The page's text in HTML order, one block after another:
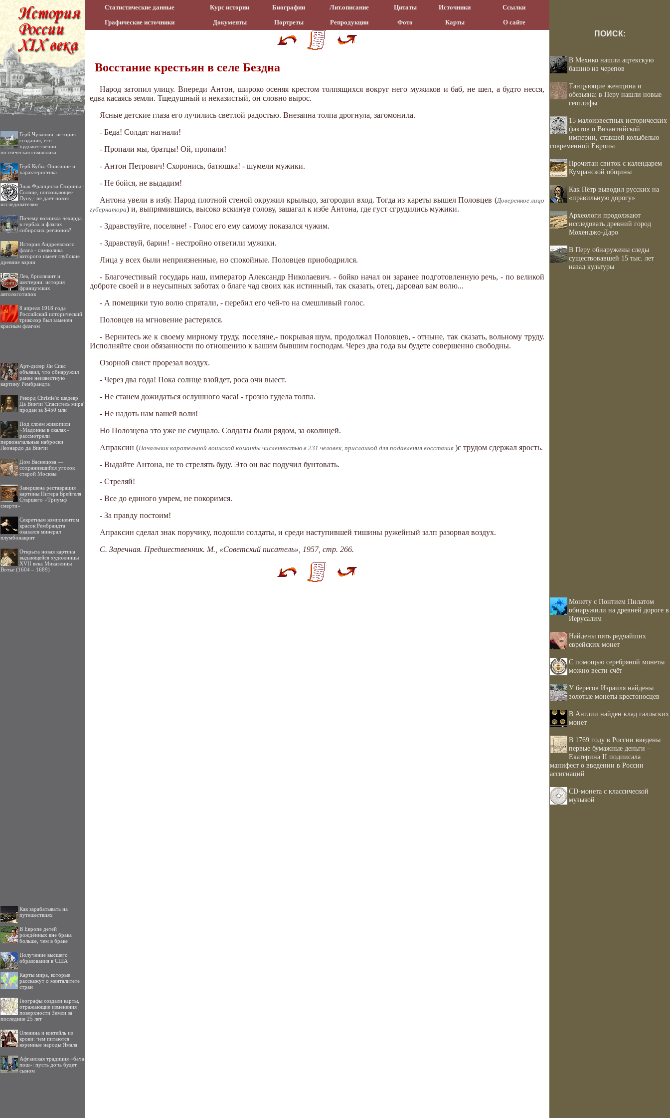
Статистические данные Курс истории Биографии Лит.описание Цитаты Источники
Ссылки
Графические источники
Документы Портреты Репродукции Фото Карты О сайте
Герб Чувашии: история
создания, его
художественно-
поэтическая символика
Герб Кубы. Описание и
характеристика
Знак Франциска Скорины -
Солнце, поглощающее
Луну,- не дает покоя
исследователям
Почему возникла чехарда
в гербах и флагах
сибирских регионов?
История Андреевского
флага - символика
которого имеет глубокие
древние корни
Лев, бриллиант и
шестерни: история
французских
автологотипов
8 апреля 1918 года
Российский исторический
триколор был заменен
красным флагом
Арт-дилер Ян Сикс
объявил, что обнаружил
ранее неизвестную
картину Рембрандта
Рекорд Christie's: шедевр
Да Винчи 'Спаситель мира'
продан за $450 млн
Под слоем живописи
«Мадонны в скалах»
рассмотрели
первоначальные наброски
Леонардо да Винчи
Дом Васнецова —
сохранившийся уголок
старой Москвы
Завершена реставрация
картины Питера Брейгеля
Старшего «Триумф
смерти»
Секретным компонентом
красок Рембрандта
оказался минерал
плумбонакрит
Открыта новая картина
выдающейся художницы
XVII века Микаэлины
Вотье (1604 – 1689)
Как зарабатывать на
путешествиях
В Европе детей
рождённых вне брака
больше, чем в браке
Получение высшего
образования в США
Карты мира, которые
расскажут о менталитете
стран
Географы создали карты,
отражающие изменения
поверхности Земли за
последние 25 лет
Оленина и коктейль из
крови: чем питаются
коренные народы Ямала
Афганская традиция «бача
пош»: пусть дочь будет
сыном
Восстание крестьян в селе Бездна
Народ затопил улицу. Впереди Антон, широко осеняя крестом толпящихся вокруг него мужиков и баб, не шел, а будто несся,
едва касаясь земли. Тщедушный и неказистый, он словно вырос.
Ясные детские глаза его лучились светлой радостью. Внезапна толпа дрогнула, загомонила.
- Беда! Солдат нагнали!
- Пропали мы, братцы! Ой, пропали!
- Антон Петрович! Схоронись, батюшка! - шумели мужики.
- Не бойся, не выдадим!
Антона увели в избу. Народ плотной стеной окружил крыльцо, загородил вход. Тогда из кареты вышел Половцев (Доверенное лицо
губернатора) и, выпрямившись, высоко вскинув голову, зашагал к избе Антона, где густ сгрудились мужики.
- Здравствуйте, поселяне! - Голос его ему самому показался чужим.
- Здравствуй, барин! - нестройно ответили мужики.
Лица у всех были неприязненные, но спокойные. Половцев приободрился.
- Благочестивый государь наш, император Александр Николаевич. - бойко начал он заранее подготовленную речь, - по великой
доброте своей и в неусыпных заботах о благе чад своих как истинный, так сказать, отец, даровал вам волю...
- А помещики тую волю спрятали, - перебил его чей-то на смешливый голос.
Половцев на мгновение растерялся.
- Вернитесь же к своему мирному труду, поселяне,- покрывая шум, продолжал Половцев, - отныне, так сказать, вольному труду.
Исполняйте свои обязанности по отношению к вашим бывшим господам. Через два года вы будете совершенно свободны.
Озорной свист прорезал воздух.
- Через два года! Пока солнце взойдет, роса очи выест.
- Не станем дожидаться ослушного часа! - грозно гудела толпа.
- Не надоть нам вашей воли!
Но Полозцева это уже не смущало. Солдаты были рядом, за околицей.
Апраксин (Начальник карательной воинской команды численностью в 231 человек, присланной для подавления восстания )с трудом сдержал ярость.
- Выдайте Антона, не то стрелять буду. Это он вас подучил бунтовать.
- Стреляй!
- Все до единого умрем, не покоримся.
- За правду постоим!
Апраксин сделал знак поручику, подошли солдаты, и среди наступившей тишины ружейный залп разорвал воздух.
С. Заречная. Предшественник. М., «Советский писатель», 1957, стр. 266.
ПОИСК:
В Мехико нашли ацтекскую
башню из черепов
Танцующие женщина и
обезьяна: в Перу нашли новые
геоглифы
15 малоизвестных исторических
фактов о Византийской
империи, ставшей колыбелью
современной Европы
Прочитан свиток с календарем
Кумранской общины
Как Пётр выводил русских на
«правильную дорогу»
Археологи продолжают
исследовать древний город
Мохенджо-Даро
В Перу обнаружены следы
существовавшей 15 тыс. лет
назад культуры
Монету с Понтием Пилатом
обнаружили на древней дороге в
Иерусалим
Найдены пять редчайших
еврейских монет
С помощью серебряной монеты
можно вести счёт
У берегов Израиля найдены
золотые монеты крестоносцев
В Англии найден клад галльских
монет
В 1769 году в России введены
первые бумажные деньги –
Екатерина II подписала
манифест о введении в России
ассигнаций
CD-монета с классической
музыкой